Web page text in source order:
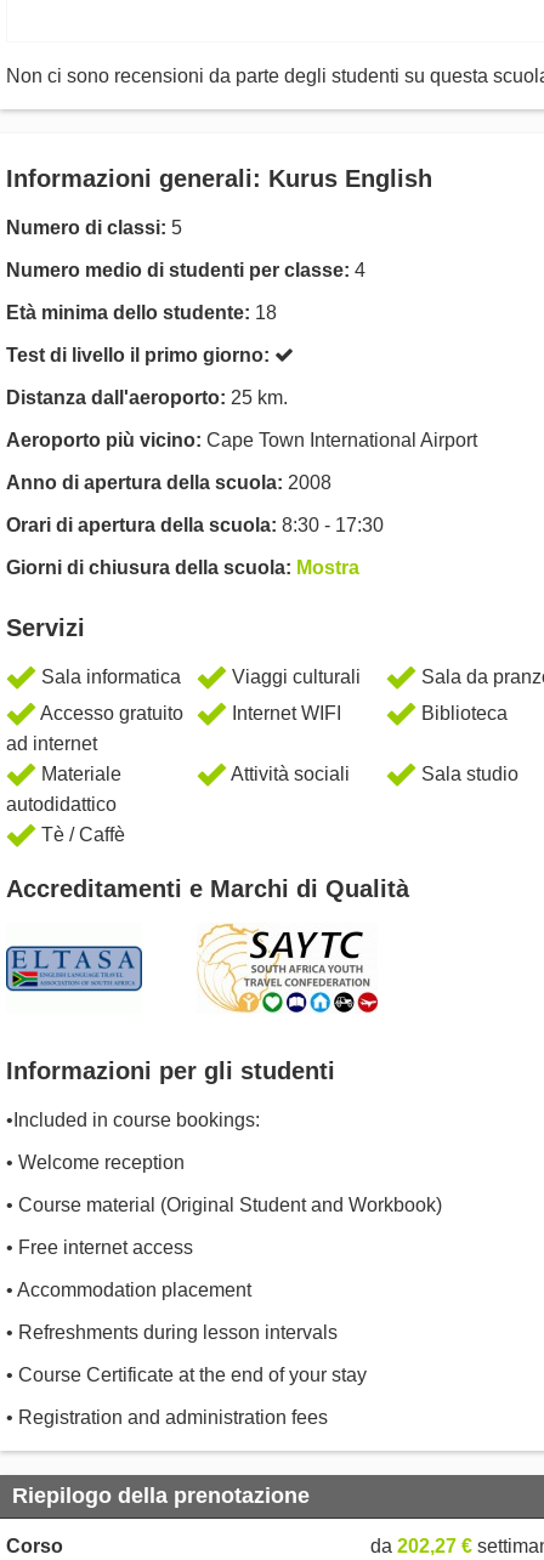
Non ci sono recensioni da parte degli studenti su questa
Informazioni generali: Kurus English
Numero di classi: 5
Numero medio di studenti per classe: 4
Età minima dello studente: 18
Test di livello il primo giorno:
Distanza dall'aeroporto: 25 km.
Aeroporto più vicino: Cape Town International Airport
Anno di apertura della scuola: 2008
Orari di apertura della scuola: 8:30 - 17:30
Giorni di chiusura della scuola: Mostra
Servizi
Sala informatica Viaggi culturali
Sala da
Accesso gratuito
ad internet
Internet WIFI Biblioteca
Materiale
autodidattico
Attività sociali Sala studio
Tè / Caffè
Accreditamenti e Marchi di Qualità
Informazioni per gli studenti
•Included in course bookings:
• Welcome reception
• Course material (Original Student and Workbook)
• Free internet access
• Accommodation placement
• Refreshments during lesson intervals
• Course Certificate at the end of your stay
• Registration and administration fees
Riepilogo della prenotazione
Corso da 202,27 €